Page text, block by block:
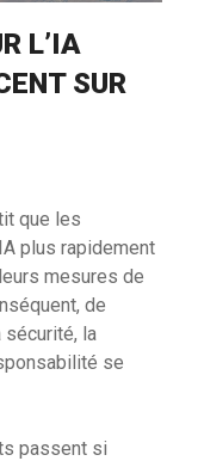
L’IA
SUR
que les
plus rapidement
mesures de
de
sécurité, la
se
passent si